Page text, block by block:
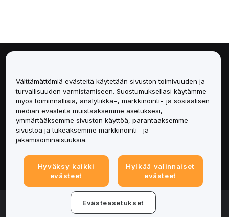
Palvelut
Tuki
Tuotteet
Lakiasiat
© 2025-2026 Bybit.eu. Kaikki oikeudet pidätetään.
Välttämättömiä evästeitä käytetään sivuston toimivuuden ja
turvallisuuden varmistamiseen. Suostumuksellasi käytämme
myös toiminnallisia, analytiikka-, markkinointi- ja sosiaalisen
median evästeitä muistaaksemme asetuksesi,
ymmärtääksemme sivuston käyttöä, parantaaksemme
sivustoa ja tukeaksemme markkinointi- ja
jakamisominaisuuksia.
Hyväksy kaikki
evästeet
Hylkää valinnaiset
evästeet
Evästeasetukset